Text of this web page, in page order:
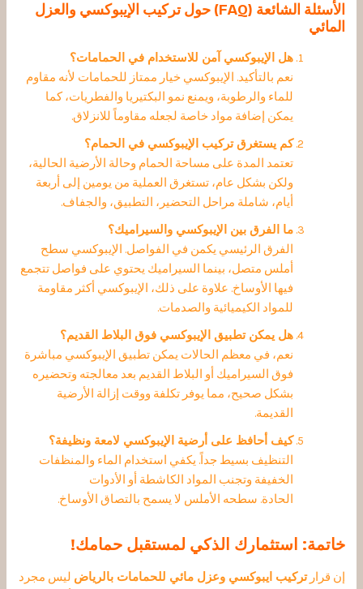
الأسئلة الشائعة (FAQ) حول تركيب الإيبوكسي والعزل
المائي
هل الإيبوكسي آمن للاستخدام في الحمامات؟
نعم بالتأكيد. الإيبوكسي خيار ممتاز للحمامات لأنه مقاوم
للماء والرطوبة، ويمنع نمو البكتيريا والفطريات، كما
يمكن إضافة مواد خاصة لجعله مقاوماً للانزلاق.
كم يستغرق تركيب الإيبوكسي في الحمام؟
تعتمد المدة على مساحة الحمام وحالة الأرضية الحالية،
ولكن بشكل عام، تستغرق العملية من يومين إلى أربعة
أيام، شاملة مراحل التحضير، التطبيق، والجفاف.
ما الفرق بين الإيبوكسي والسيراميك؟
الفرق الرئيسي يكمن في الفواصل. الإيبوكسي سطح
أملس متصل، بينما السيراميك يحتوي على فواصل تتجمع
فيها الأوساخ. علاوة على ذلك، الإيبوكسي أكثر مقاومة
للمواد الكيميائية والصدمات.
هل يمكن تطبيق الإيبوكسي فوق البلاط القديم؟
نعم، في معظم الحالات يمكن تطبيق الإيبوكسي مباشرة
فوق السيراميك أو البلاط القديم بعد معالجته وتحضيره
بشكل صحيح، مما يوفر تكلفة ووقت إزالة الأرضية
القديمة.
كيف أحافظ على أرضية الإيبوكسي لامعة ونظيفة؟
التنظيف بسيط جداً. يكفي استخدام الماء والمنظفات
الخفيفة وتجنب المواد الكاشطة أو الأدوات
الحادة. سطحه الأملس لا يسمح بالتصاق الأوساخ.
خاتمة: استثمارك الذكي لمستقبل حمامك!
إن قرارتركيب ايبوكسي وعزل مائي للحمامات بالرياض ليس مجرد